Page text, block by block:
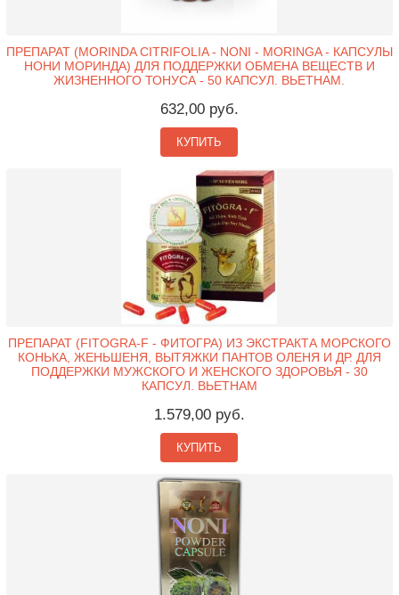
ПРЕПАРАТ (MORINDA CITRIFOLIA - NONI - MORINGA - КАПСУЛЫ
НОНИ МОРИНДА) ДЛЯ ПОДДЕРЖКИ ОБМЕНА ВЕЩЕСТВ И
ЖИЗНЕННОГО ТОНУСА - 50 КАПСУЛ. ВЬЕТНАМ.
632,00 руб.
КУПИТЬ
ПРЕПАРАТ (FITOGRA-F - ФИТОГРА) ИЗ ЭКСТРАКТА МОРСКОГО
КОНЬКА, ЖЕНЬШЕНЯ, ВЫТЯЖКИ ПАНТОВ ОЛЕНЯ И ДР. ДЛЯ
ПОДДЕРЖКИ МУЖСКОГО И ЖЕНСКОГО ЗДОРОВЬЯ - 30
КАПСУЛ. ВЬЕТНАМ
1.579,00 руб.
КУПИТЬ